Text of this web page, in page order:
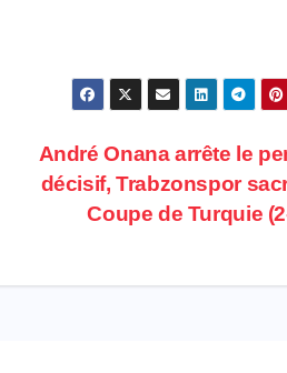
André Onana arrête le
décisif, Trabzonspor
Coupe de Turquie